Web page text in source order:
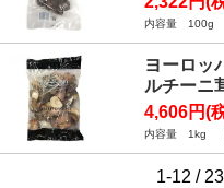
内容量 100g
ヨーロ
ルチーニ
4,606円(
内容量 1kg 【
1-12 / 23